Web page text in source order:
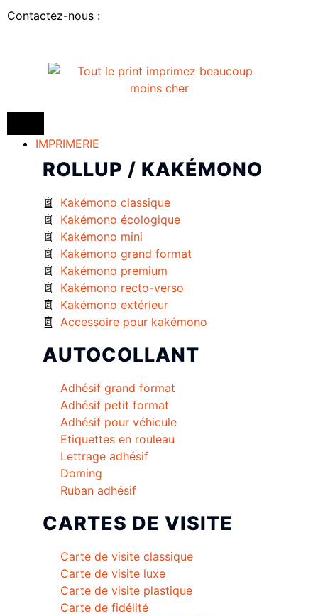
Contactez-nous :
IMPRIMERIE
ROLLUP / KAKÉMONO
Kakémono classique
Kakémono écologique
Kakémono mini
Kakémono grand format
Kakémono premium
Kakémono recto-verso
Kakémono extérieur
Accessoire pour kakémono
AUTOCOLLANT
Adhésif grand format
Adhésif petit format
Adhésif pour véhicule
Etiquettes en rouleau
Lettrage adhésif
Doming
Ruban adhésif
CARTES DE VISITE
Carte de visite classique
Carte de visite luxe
Carte de visite plastique
Carte de fidélité